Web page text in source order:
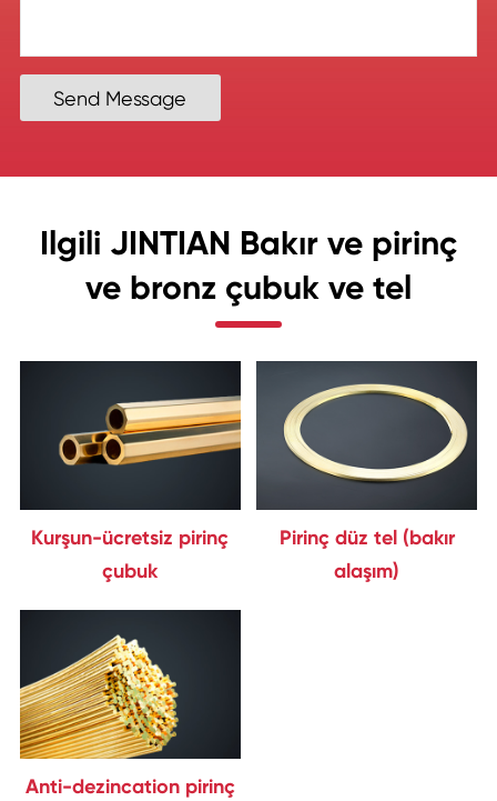
Send Message
Ilgili JINTIAN Bakır ve pirinç
ve bronz çubuk ve tel
Kurşun-ücretsiz pirinç
çubuk
Pirinç düz tel (bakır
alaşım)
Anti-dezincation pirinç